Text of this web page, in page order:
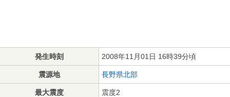
発生時刻 2008年11月01日 16時39分頃
震源地 長野県北部
最大震度 震度2